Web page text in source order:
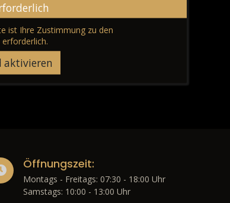
ist Ihre Zustimmung zu den
erforderlich.
aktivieren
Öffnungszeit:
Montags - Freitags: 07:30 - 18:00 Uhr
Samstags: 10:00 - 13:00 Uhr